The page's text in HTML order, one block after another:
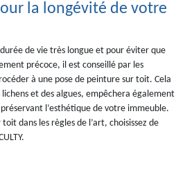
la longévité de votre
de vie très longue et pour éviter que
précoce, il est conseillé par les
à une pose de peinture sur toit. Cela
et des algues, empêchera également
l’esthétique de votre immeuble.
dans les règles de l’art, choisissez de